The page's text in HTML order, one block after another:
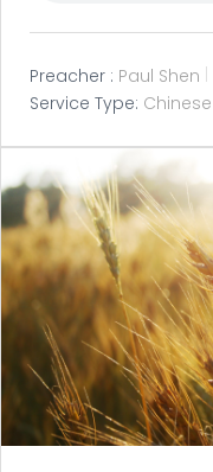
Preacher : Paul Shen
Service Type: Chinese